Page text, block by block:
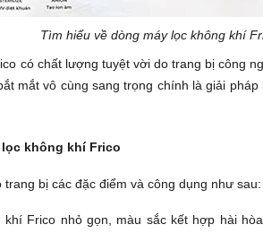
Tìm hiểu về dòng máy lọc không khí
có chất lượng tuyệt vời do trang bị công
mắt vô cùng sang trọng chính là giải
không khí Frico
bị các đặc điểm và công dụng như sau:
khí Frico nhỏ gọn, màu sắc kết hợp hài